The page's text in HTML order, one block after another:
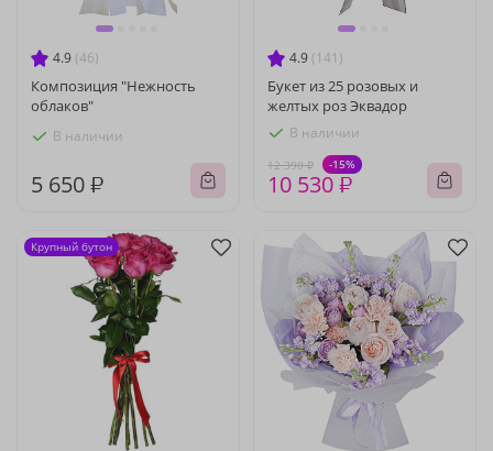
4.9 (46)
Композиция "Нежность
облаков"
В наличии
5 650 ₽
4.9 (141)
Букет из 25 розовых и
желтых роз Эквадор
В наличии
12 390 ₽ -15%
10 530 ₽
Крупный бутон